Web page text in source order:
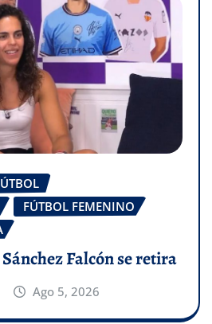
FÚTBOL FEMENINO
Falcón se retira
Ago 5, 2026